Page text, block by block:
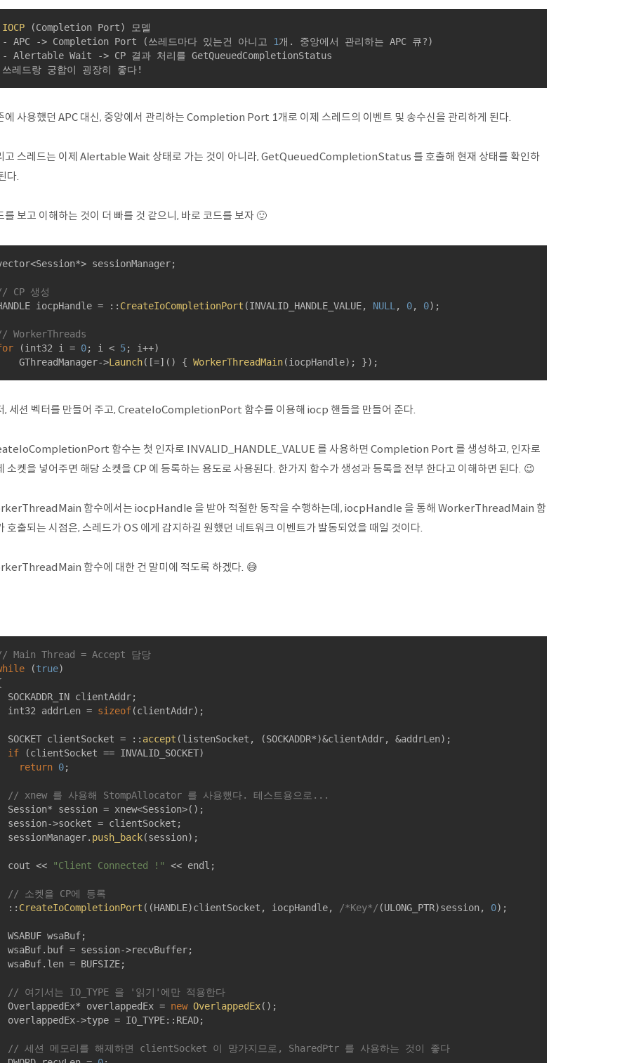
IOCP (Completion Port) 모델
APC -> Completion Port (쓰레드마다 있는건 아니고 1개. 중앙에서 관리하는 APC 큐?)
Alertable Wait -> CP 결과 처리를 GetQueuedCompletionStatus
레드랑 궁합이 굉장히 좋다!
에 사용했던 APC 대신, 중앙에서 관리하는 Completion Port 1개로 이제 스레드의 이벤트 및 송수신을 관리하게 된다.
고 스레드는 이제 Alertable Wait 상태로 가는 것이 아니라, GetQueuedCompletionStatus 를 호출해 현재 상태를 확인하
다.
를 보고 이해하는 것이 더 빠를 것 같으니, 바로 코드를 보자 🙂
sessionManager;
CP 생성
iocpHandle = :: CreateIoCompletionPort (INVALID_HANDLE_VALUE, NULL , 0, 0);
WorkerThreads
(int32 i = 0; i < 5; i++)
GThreadManager->
Launch([=]() { WorkerThreadMain(iocpHandle); });
, 세션 벡터를 만들어 주고, CreateIoCompletionPort 함수를 이용해 iocp 핸들을 만들어 준다.
함수는 첫 인자로 INVALID_HANDLE_VALUE 를 사용하면 Completion Port 를 생성하고, 인자로
소켓을 넣어주면 해당 소켓을 CP 에 등록하는 용도로 사용된다. 한가지 함수가 생성과 등록을 전부 한다고 이해하면 된다. 😉
함수에서는 iocpHandle 을 받아 적절한 동작을 수행하는데, iocpHandle 을 통해 WorkerThreadMain 함
호출되는 시점은, 스레드가 OS 에게 감지하길 원했던 네트워크 이벤트가 발동되었을 때일 것이다.
함수에 대한 건 말미에 적도록 하겠다. 😅
Main Thread = Accept 담당
(true)
	int32 addrLen =
sizeof(clientAddr);
	SOCKET clientSocket = ::
accept (listenSocket, (SOCKADDR*)&clientAddr, &addrLen);
if (clientSocket == INVALID_SOCKET)
return 0;
// xnew 를 사용해 StompAllocator 를 사용했다. 테스트용으로...
	sessionManager.
push_back(session);
	cout <<
"Client Connected !" << endl;
// 소켓을 CP에 등록
	::
CreateIoCompletionPort ((HANDLE)clientSocket, iocpHandle, /*Key*/ (ULONG_PTR)session, 0);
// 여기서는 IO_TYPE 을 '읽기'에만 적용한다
	OverlappedEx* overlappedEx =
new OverlappedEx();
// 세션 메모리를 해제하면 clientSocket 이 망가지므로, SharedPtr 를 사용하는 것이 좋다